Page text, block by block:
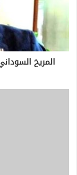
المريخ